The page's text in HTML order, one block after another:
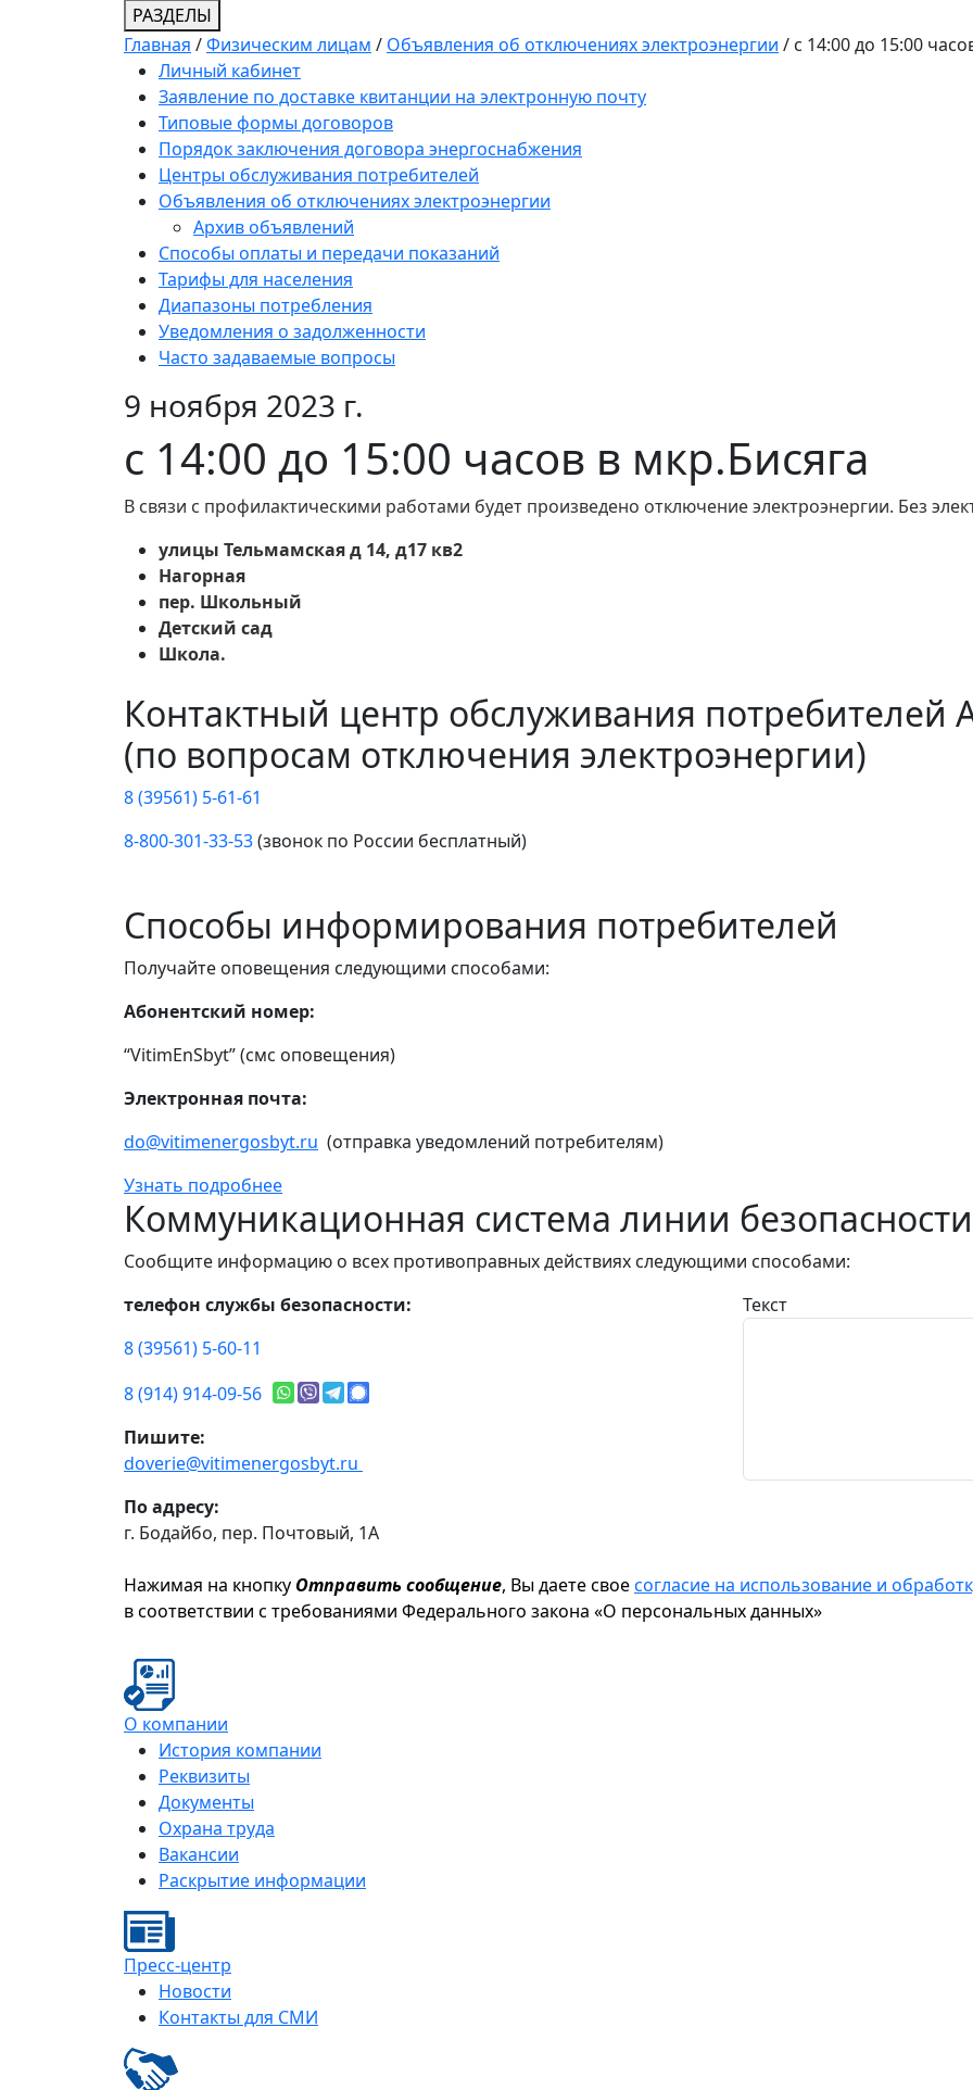
РАЗДЕЛЫ
Главная /Физическим лицам / Объявления об отключениях электроэнергии / с 14:00 до 15:00
Личный кабинет
Заявление по доставке квитанции на электронную почту
Типовые формы договоров
Порядок заключения договора энергоснабжения
Центры обслуживания потребителей
Объявления об отключениях электроэнергии
Архив объявлений
Способы оплаты и передачи показаний
Тарифы для населения
Диапазоны потребления
Уведомления о задолженности
Часто задаваемые вопросы
9 ноября 2023 г.
с 14:00 до 15:00 часов в мкр.Бисяга
В связи с профилактическими работами будет произведено отключение электроэнергии. Без
улицы Тельмамская д 14, д17 кв2
Нагорная
пер. Школьный
Детский сад
Школа.
Контактный центр обслуживания потребителей
(по вопросам отключения электроэнергии)
8 (39561) 5-61-61
8-800-301-33-53(звонок по России бесплатный)
Способы информирования потребителей
Получайте оповещения следующими способами:
Абонентский номер:
“VitimEnSbyt” (смс оповещения)
Электронная почта:
do@vitimenergosbyt.ru (отправка уведомлений потребителям)
Узнать подробнее
Коммуникационная система линии безопасности
Сообщите информацию о всех противоправных действиях следующими способами:
телефон службы безопасности:
8 (39561) 5-60-11
8 (914) 914-09-56
Пишите:
doverie@vitimenergosbyt.ru
По адресу:
г. Бодайбо, пер. Почтовый, 1А
Текст
Нажимая на кнопку Отправить сообщение, Вы даете своесогласие на использование и
в соответствии с требованиями Федерального закона «О персональных данных»
О компании
История компании
Реквизиты
Документы
Охрана труда
Вакансии
Раскрытие информации
Пресс-центр
Новости
Контакты для СМИ